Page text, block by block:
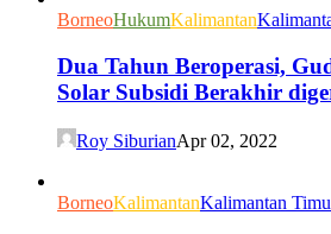
BorneoHukumKalimantan
Dua Tahun Beroperasi,
Solar Subsidi Berakhir
Roy SiburianApr 02, 2022
BorneoKalimantanKalimantan